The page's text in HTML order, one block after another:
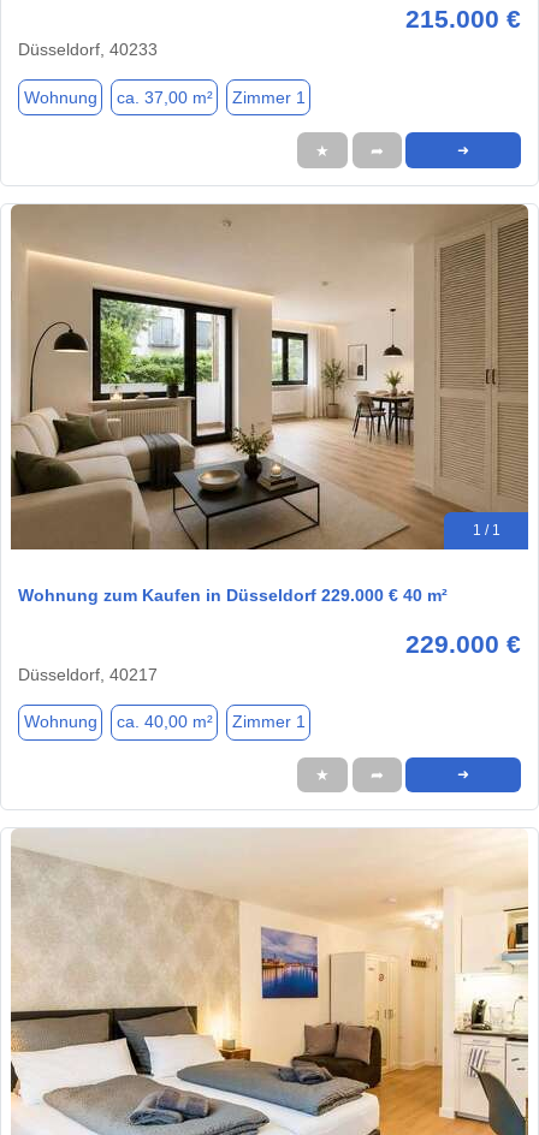
215.000 €
Düsseldorf, 40233
Wohnung ca. 37,00 m² Zimmer 1
★ ➦ ➜
1 / 1
Wohnung zum Kaufen in Düsseldorf 229.000 € 40 m²
229.000 €
Düsseldorf, 40217
Wohnung ca. 40,00 m² Zimmer 1
★ ➦ ➜